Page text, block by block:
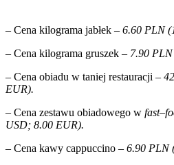
– Cena kilograma jabłek – 6.60 PLN
– Cena kilograma gruszek – 7.90
– Cena obiadu w taniej restauracji –
EUR).
– Cena zestawu obiadowego w fast–
USD; 8.00 EUR).
– Cena kawy cappuccino – 6.90 PLN